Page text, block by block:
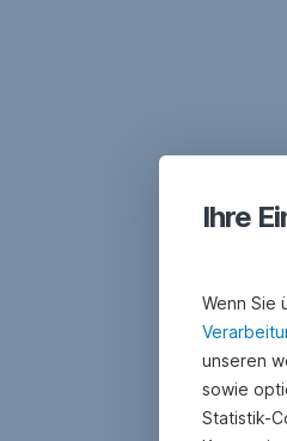
Ihre
Wenn Sie
unseren
sowie
Statistik-